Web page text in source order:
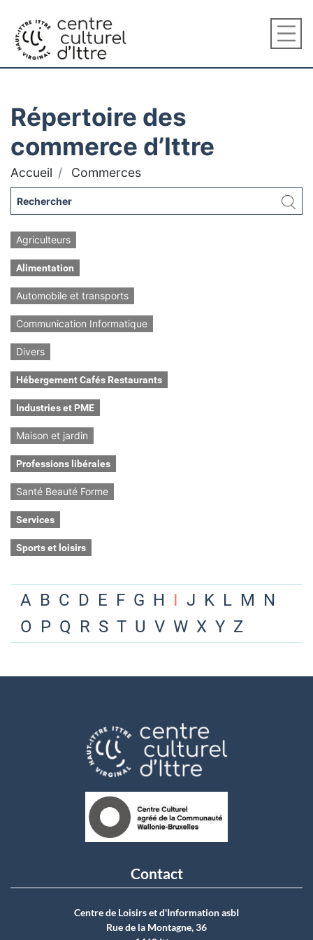
Répertoire des
commerce d’Ittre
Accueil Commerces
Agriculteurs
Alimentation
Automobile et transports
Communication Informatique
Divers
Hébergement Cafés Restaurants
Industries et PME
Maison et jardin
Professions libérales
Santé Beauté Forme
Services
Sports et loisirs
A B C D E F G H I J K L M N
O P Q R S T U V W X Y Z
Contact
Centre de Loisirs et d'Information asbI
Rue de la Montagne, 36